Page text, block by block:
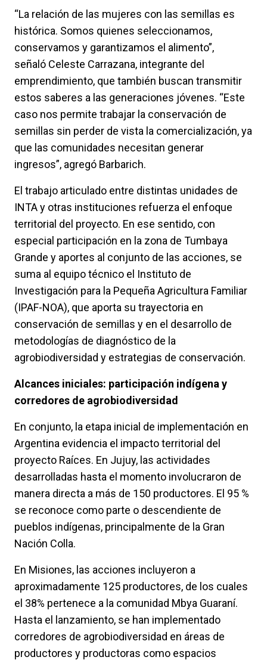
“La relación de las mujeres con las semillas es
histórica. Somos quienes seleccionamos,
conservamos y garantizamos el alimento”,
señaló Celeste Carrazana, integrante del
emprendimiento, que también buscan transmitir
estos saberes a las generaciones jóvenes. “Este
caso nos permite trabajar la conservación de
semillas sin perder de vista la comercialización, ya
que las comunidades necesitan generar
ingresos”, agregó Barbarich.
El trabajo articulado entre distintas unidades de
INTA y otras instituciones refuerza el enfoque
territorial del proyecto. En ese sentido, con
especial participación en la zona de Tumbaya
Grande y aportes al conjunto de las acciones, se
suma al equipo técnico el Instituto de
Investigación para la Pequeña Agricultura Familiar
(IPAF-NOA), que aporta su trayectoria en
conservación de semillas y en el desarrollo de
metodologías de diagnóstico de la
agrobiodiversidad y estrategias de conservación.
Alcances iniciales: participación indígena y
corredores de agrobiodiversidad
En conjunto, la etapa inicial de implementación en
Argentina evidencia el impacto territorial del
proyecto Raíces. En Jujuy, las actividades
desarrolladas hasta el momento involucraron de
manera directa a más de 150 productores. El 95 %
se reconoce como parte o descendiente de
pueblos indígenas, principalmente de la Gran
Nación Colla.
En Misiones, las acciones incluyeron a
aproximadamente 125 productores, de los cuales
el 38% pertenece a la comunidad Mbya Guaraní.
Hasta el lanzamiento, se han implementado
corredores de agrobiodiversidad en áreas de
productores y productoras como espacios